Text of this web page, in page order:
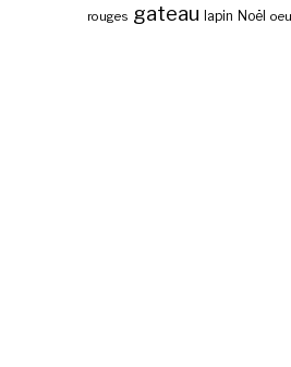
rouges gateau lapin Noël